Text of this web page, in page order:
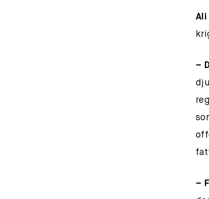
Ali
–
–